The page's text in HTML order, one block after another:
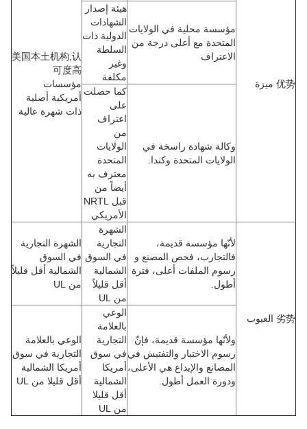
优势 ميزة
美国本土机构,认
可度高
مؤسسات
أمريكية أصلية
ذات شهرة عالية
مؤسسة محلية في الولايات
المتحدة مع أعلى درجة من
الاعتراف
هيئة إصدار
الشهادات
الدولية ذات
السلطة
وغير
مكلفة
وكالة شهادة راسخة في
الولايات المتحدة وكندا.
كما حصلت
على
اعتراف
من
الولايات
المتحدة
معترف به
أيضاً من
قبل NRTL
الأمريكي
劣势 العيوب
لأنّها مؤسسة قديمة،
فالتجارب، فحص المصنع و
رسوم الملفات أعلى، فترة
أطول.
الشهرة
التجارية
في السوق
الشمالية
أقل قليلاً
من UL
الشهرة التجارية
في السوق
الشمالية أقل قليلاً
من UL
ولأنّها مؤسسة قديمة، فإنّ
رسوم الاختبار والتفتيش في
المصانع والإيداع هي الأعلى،
ودورة العمل أطول.
الوعي
بالعلامة
التجارية
في سوق
أمريكا
الشمالية
أقل قليلا
من UL
الوعي بالعلامة
التجارية في سوق
أمريكا الشمالية
أقل قليلا من UL